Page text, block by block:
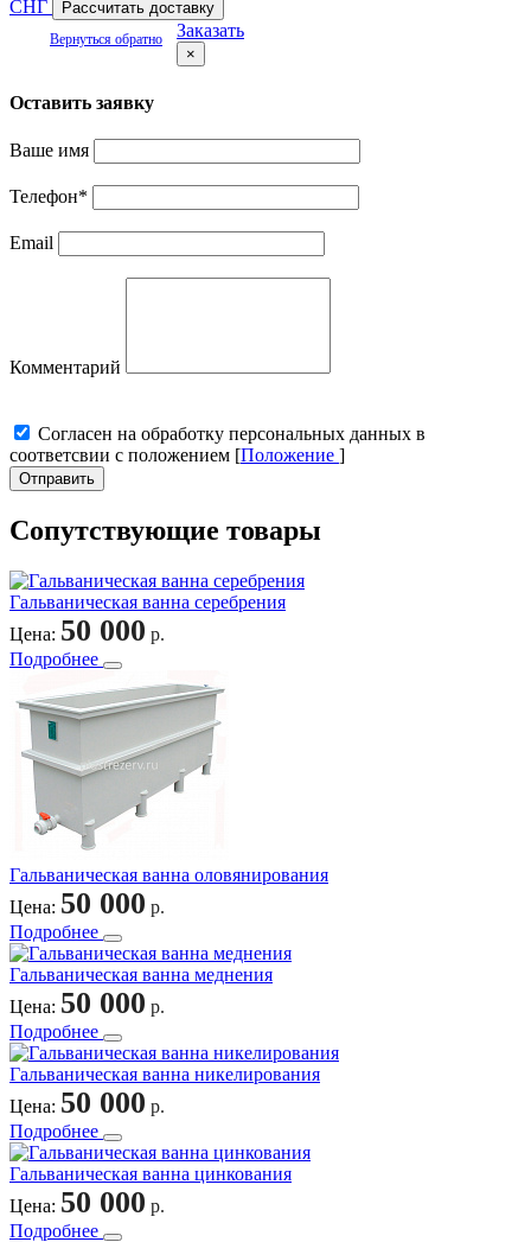
СНГ Рассчитать доставку
Вернуться обратно Заказать
×
Оставить заявку
Ваше имя
Телефон*
Email
Комментарий
Cогласен на обработку персональных данных в
соответсвии с положением [Положение ]
Отправить
Сопутствующие товары
Гальваническая ванна серебрения
Цена: 50 000 р.
Подробнее
Гальваническая ванна оловянирования
Цена: 50 000 р.
Подробнее
Гальваническая ванна меднения
Цена: 50 000 р.
Подробнее
Гальваническая ванна никелирования
Цена: 50 000 р.
Подробнее
Гальваническая ванна цинкования
Цена: 50 000 р.
Подробнее